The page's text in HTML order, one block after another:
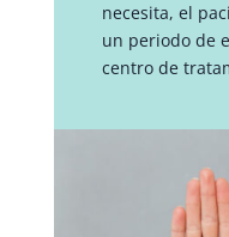
necesita, el
un periodo de
centro de